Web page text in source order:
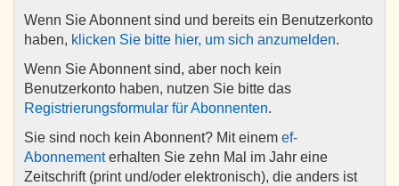
Wenn Sie Abonnent sind und bereits ein Benutzerkonto
haben, klicken Sie bitte hier, um sich anzumelden.
Wenn Sie Abonnent sind, aber noch kein
Benutzerkonto haben, nutzen Sie bitte das
Registrierungsformular für Abonnenten.
Sie sind noch kein Abonnent? Mit einem ef-
Abonnementerhalten Sie zehn Mal im Jahr eine
Zeitschrift (print und/oder elektronisch), die anders ist